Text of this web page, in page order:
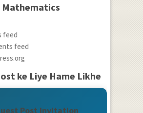
Mathematics
feed
feed
ke Liye Hame Likhe
Post Invitation